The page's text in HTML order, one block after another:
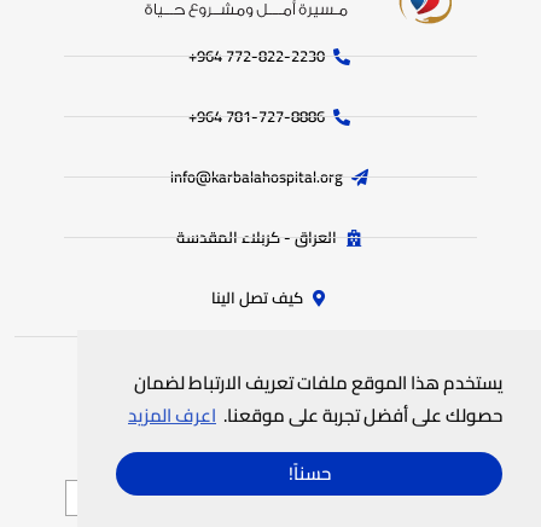
يستخدم هذا الموقع ملفات تعريف الارتباط لضمان
حصولك على أفضل تجربة على موقعنا. اعرف المزيد
حسناً!
772-822-2230‏ 964+
781-727-8886 964+
info@karbalahospital.org
العراق - كربلاء المقدسة
كيف تصل الينا
جميع الحقوق محفوظة لمستشفى الامام الحجة (عج) الخيري© 2025
العربية